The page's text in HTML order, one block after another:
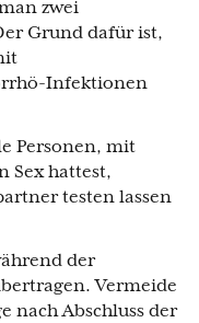
zwei
Grund dafür ist,
Infektionen
Personen, mit
Sex hattest,
testen lassen
der
Vermeide
nach Abschluss der